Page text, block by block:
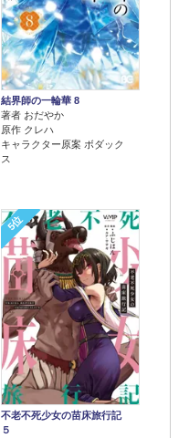
結界師の一輪華 8
著者 おだやか
原作 クレハ
キャラクター原案 ボダック
ス
5位
不老不死少女の苗床旅行記
５